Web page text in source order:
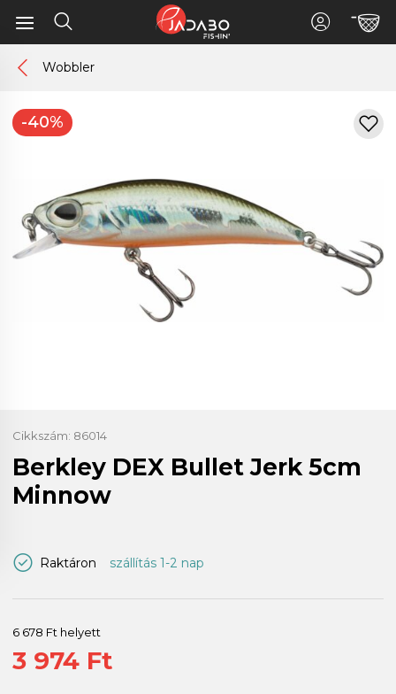
Wobbler
-40%
Cikkszám: 86014
Berkley DEX Bullet Jerk 5cm
Minnow
Raktáron szállítás 1-2 nap
6 678 Ft helyett
3 974 Ft